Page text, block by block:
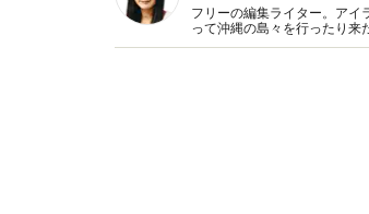
フリーの編集ライター。アイ
って沖縄の島々を行ったり来
た沖縄情報を発信していきま